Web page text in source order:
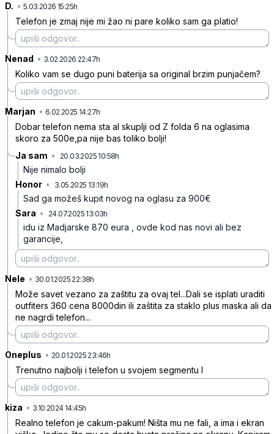
D. • 5.03.2026 15:25h
Telefon je zmaj nije mi žao ni pare koliko sam ga platio!
Nenad • 3.02.2026 22:47h
Koliko vam se dugo puni baterija sa original brzim punjačem?
Marjan • 6.02.2025 14:27h
Dobar telefon nema sta al skuplji od Z folda 6 na oglasima
skoro za 500e,pa nije bas toliko bolji!
Ja sam • 20.03.2025 10:58h
Nije nimalo bolji
Honor • 3.05.2025 13:19h
Sad ga možeš kupit novog na oglasu za 900€
Sara • 24.07.2025 13:03h
idu iz Madjarske 870 eura , ovde kod nas novi ali bez
garancije,
Nele • 30.01.2025 22:38h
Može savet vezano za zaštitu za ovaj tel...Dali se isplati uraditi
outfiters 360 cena 8000din ili zaštita za staklo plus maska ali da
ne nagrdi telefon...
Oneplus • 20.01.2025 23:46h
Trenutno najbolji i telefon u svojem segmentu l
kiza • 3.10.2024 14:45h
Realno telefon je cakum-pakum! Ništa mu ne fali, a ima i ekran